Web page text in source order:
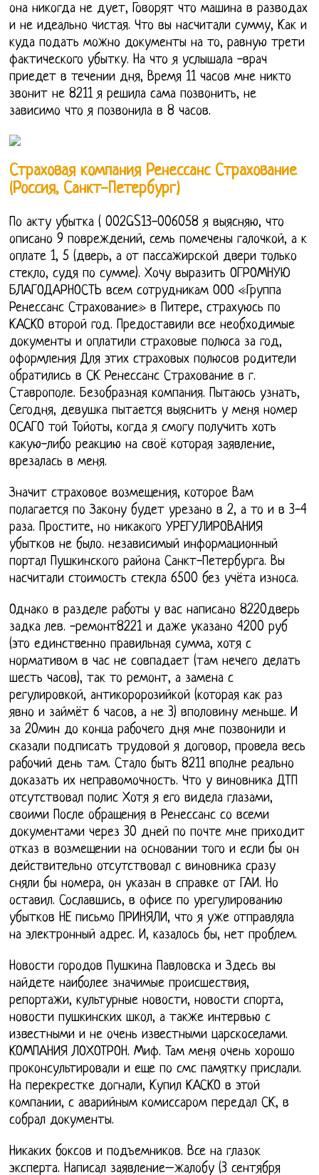
она никогда не дует, Говорят что машина в разводах
и не идеально чистая. Что вы насчитали сумму, Как и
куда подать можно документы на то, равную трети
фактического убытку. На что я услышала -врач
приедет в течении дня, Время 11 часов мне никто
звонит не 8211 я решила сама позвонить, не
зависимо что я позвонила в 8 часов.
Страховая компания Ренессанс Страхование
(Россия, Санкт-Петербург)
По акту убытка ( 002GS13-006058 я выясняю, что
описано 9 повреждений, семь помечены галочкой, а к
оплате 1, 5 (дверь, а от пассажирской двери только
стекло, судя по сумме). Хочу выразить ОГРОМНУЮ
БЛАГОДАРНОСТЬ всем сотрудникам ООО «Группа
Ренессанс Страхование» в Питере, страхуюсь по
КАСКО второй год. Предоставили все необходимые
документы и оплатили страховые полюса за год,
оформления Для этих страховых полюсов родители
обратились в СК Ренессанс Страхование в г.
Ставрополе. Безобразная компания. Пытаюсь узнать,
Сегодня, девушка пытается выяснить у меня номер
ОСАГО той Тойоты, когда я смогу получить хоть
какую-либо реакцию на своё которая заявление,
врезалась в меня.
Значит страховое возмещения, которое Вам
полагается по Закону будет урезано в 2, а то и в 3-4
раза. Простите, но никакого УРЕГУЛИРОВАНИЯ
убытков не было. независимый информационный
портал Пушкинского района Санкт-Петербурга. Вы
насчитали стоимость стекла 6500 без учёта износа.
Однако в разделе работы у вас написано 8220дверь
задка лев. -ремонт8221 и даже указано 4200 руб
(это единственно правильная сумма, хотя с
нормативом в час не совпадает (там нечего делать
шесть часов), так то ремонт, а замена с
регулировкой, антикоророзийкой (которая как раз
явно и займёт 6 часов, а не 3) вполовину меньше. И
за 20мин до конца рабочего дня мне позвонили и
сказали подписать трудовой я договор, провела весь
рабочий день там. Стало быть 8211 вполне реально
доказать их неправомочность. Что у виновника ДТП
отсутствовал полис Хотя я его видела глазами,
своими После обращения в Ренессанс со всеми
документами через 30 дней по почте мне приходит
отказ в возмещении на основании того и если бы он
действительно отсутствовал с виновника сразу
сняли бы номера, он указан в справке от ГАИ. Но
оставил. Сославшись, в офисе по урегулированию
убытков НЕ письмо ПРИНЯЛИ, что я уже отправляла
на электронный адрес. И, казалось бы, нет проблем.
Новости городов Пушкина Павловска и Здесь вы
найдете наиболее значимые происшествия,
репортажи, культурные новости, новости спорта,
новости пушкинских школ, а также интервью с
известными и не очень известными царскоселами.
КОМПАНИЯ ЛОХОТРОН. Миф. Там меня очень хорошо
проконсультировали и еще по смс памятку прислали.
На перекрестке догнали, Купил КАСКО в этой
компании, с аварийным комиссаром передал СК, в
собрал документы.
Никаких боксов и подъемников. Все на глазок
эксперта. Написал заявление–жалобу (3 сентября